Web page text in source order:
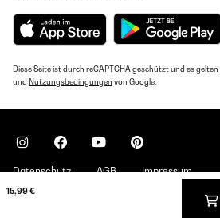
15,99 €
Diese Seite ist durch reCAPTCHA geschützt und es gelten
und Nutzungsbedingungen von Google.
Datenschutz AGB Impressum
Copyright © 2026 Klarstein. All rights reserved